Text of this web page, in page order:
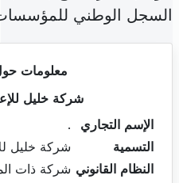
السجل الوطني
معلومات
شركة خليل
الإسم التجاري
.
التسمية
شركة خليل
النظام القانوني شركة ذات